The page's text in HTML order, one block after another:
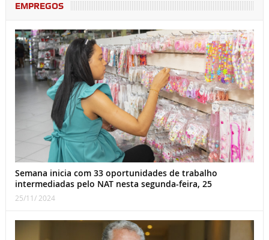
EMPREGOS
Semana inicia com 33 oportunidades de trabalho
intermediadas pelo NAT nesta segunda-feira, 25
25/11/ 2024